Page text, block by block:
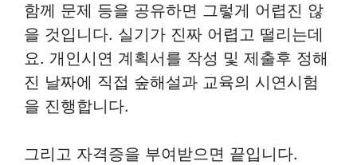
함께 문제 등을 공유하면 그렇게 어렵진 않
을 것입니다. 실기가 진짜 어렵고 떨리는데
요. 개인시연 계획서를 작성 및 제출후 정해
진 날짜에 직접 숲해설과 교육의 시연시험
을 진행합니다.
그리고 자격증을 부여받으면 끝입니다.